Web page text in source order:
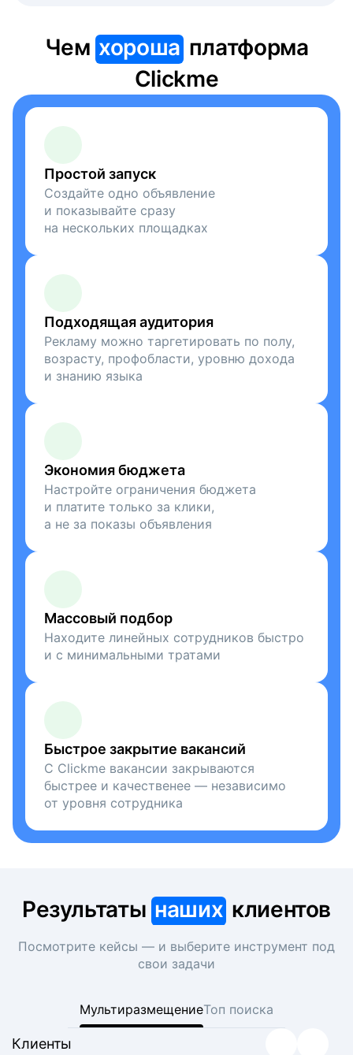
Чемхороша платформа
Clickme
Простой запуск
Создайте одно объявление
и показывайте сразу
на нескольких площадках
Подходящая аудитория
Рекламу можно таргетировать по полу,
возрасту, профобласти, уровню дохода
и знанию языка
Экономия бюджета
Настройте ограничения бюджета
и платите только за клики,
а не за показы объявления
Массовый подбор
Находите линейных сотрудников быстро
и с минимальными тратами
Быстрое закрытие вакансий
С Clickme вакансии закрываются
быстрее и качественее — независимо
от уровня сотрудника
Результатынаших клиентов
Посмотрите кейсы — и выберите инструмент под
свои задачи
МультиразмещениеТоп поиска
Клиенты
Клиенты